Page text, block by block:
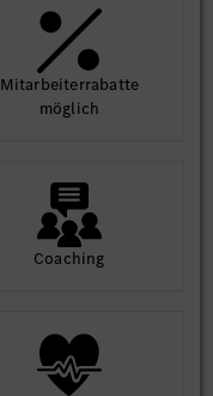
Mit­arbeiter­rabatte
möglich
Coaching